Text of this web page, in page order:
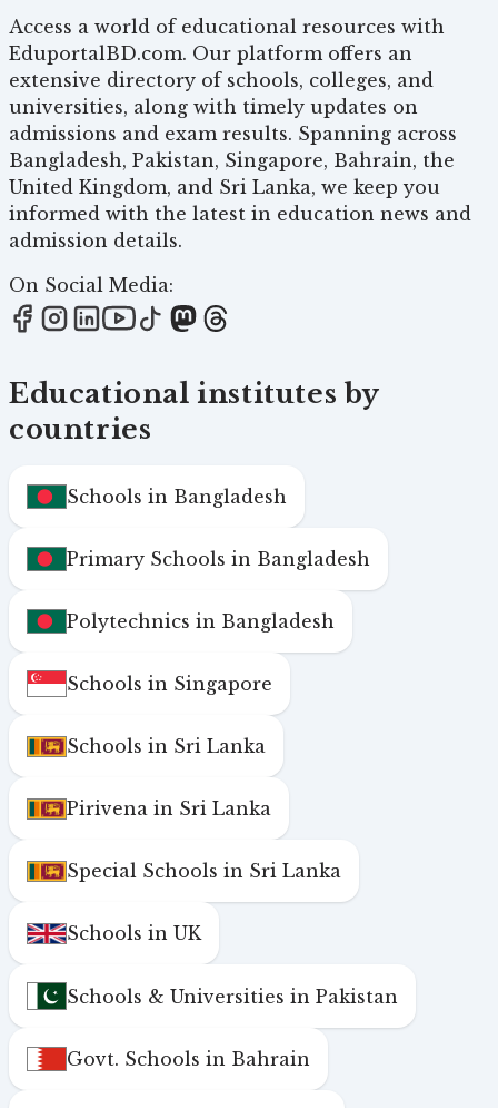
Access a world of educational resources with
EduportalBD.com. Our platform offers an
extensive directory of schools, colleges, and
universities, along with timely updates on
admissions and exam results. Spanning across
Bangladesh, Pakistan, Singapore, Bahrain, the
United Kingdom, and Sri Lanka, we keep you
informed with the latest in education news and
admission details.
On Social Media:
Educational institutes by
countries
Schools in Bangladesh
Primary Schools in Bangladesh
Polytechnics in Bangladesh
Schools in Singapore
Schools in Sri Lanka
Pirivena in Sri Lanka
Special Schools in Sri Lanka
Schools in UK
Schools & Universities in Pakistan
Govt. Schools in Bahrain